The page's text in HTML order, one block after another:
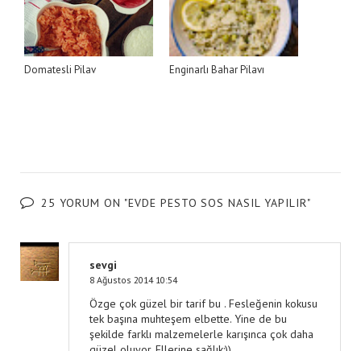
Domatesli Pilav Enginarlı Bahar Pilavı
25 YORUM ON "EVDE PESTO SOS NASIL YAPILIR"
sevgi
8 Ağustos 2014 10:54
Özge çok güzel bir tarif bu . Fesleğenin kokusu
tek başına muhteşem elbette. Yine de bu
şekilde farklı malzemelerle karışınca çok daha